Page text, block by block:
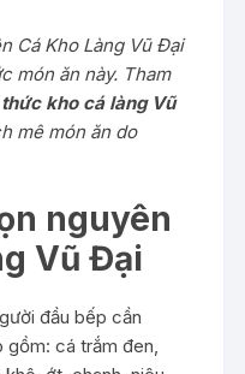
Cá Kho Làng Vũ Đại
món ăn này. Tham
kho cá làng Vũ
mê món ăn do
nguyên
Vũ Đại
đầu bếp cần
gồm: cá trắm đen,